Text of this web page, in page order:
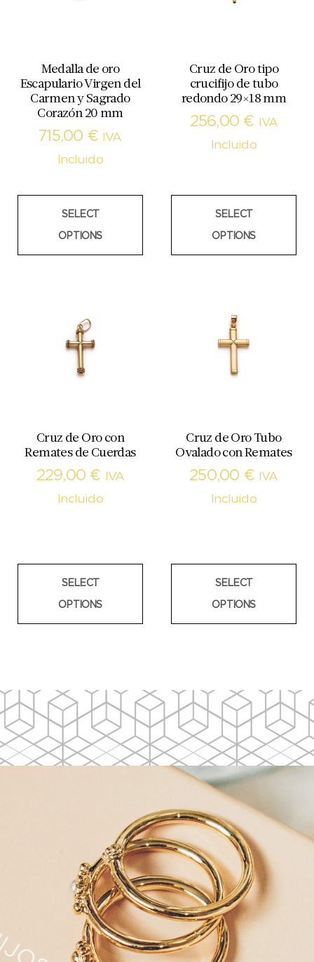
Medalla de oro
Escapulario Virgen del
Carmen y Sagrado
Corazón 20 mm
715,00 €
IVA
Incluido
SELECT
OPTIONS
Cruz de Oro tipo
crucifijo de tubo
redondo 29×18 mm
256,00 €
IVA
Incluido
SELECT
OPTIONS
Cruz de Oro con
Remates de Cuerdas
229,00 €
IVA
Incluido
SELECT
OPTIONS
Cruz de Oro Tubo
Ovalado con Remates
250,00 €
IVA
Incluido
SELECT
OPTIONS